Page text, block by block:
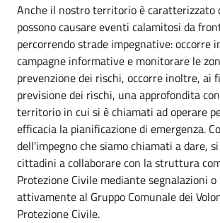
Anche il nostro territorio è caratterizzato
possono causare eventi calamitosi da
percorrendo strade impegnative: occorre
campagne informative e monitorare le
prevenzione dei rischi, occorre inoltre, ai
previsione dei rischi, una approfondita
territorio in cui si è chiamati ad operare
efficacia la pianificazione di emergenza.
dell'impegno che siamo chiamati a dare,
cittadini a collaborare con la struttura
Protezione Civile mediante segnalazioni
attivamente al Gruppo Comunale dei
Protezione Civile.